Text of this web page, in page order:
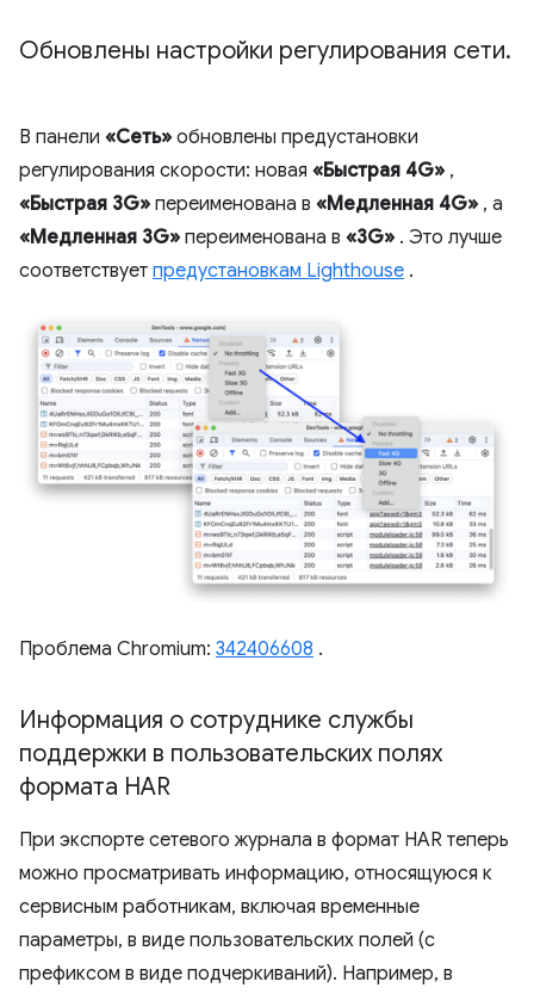
Обновлены настройки регулирования сети.
В панели «Сеть» обновлены предустановки
регулирования скорости: новая «Быстрая 4G» ,
«Быстрая 3G» переименована в «Медленная 4G» , а
«Медленная 3G» переименована в «3G» . Это лучше
соответствует предустановкам Lighthouse .
Проблема Chromium: 342406608 .
Информация о сотруднике службы
поддержки в пользовательских полях
формата HAR
При экспорте сетевого журнала в формат HAR теперь
можно просматривать информацию, относящуюся к
сервисным работникам, включая временные
параметры, в виде пользовательских полей (с
префиксом в виде подчеркиваний). Например, в